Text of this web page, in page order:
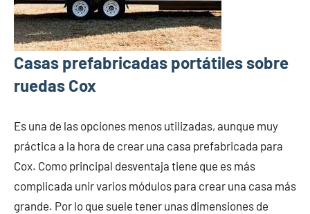
Casas prefabricadas portátiles sobre
ruedas Cox
Es una de las opciones menos utilizadas, aunque muy
práctica a la hora de crear una casa prefabricada para
Cox. Como principal desventaja tiene que es más
complicada unir varios módulos para crear una casa más
grande. Por lo que suele tener unas dimensiones de